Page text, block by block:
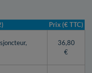
Prix (€ TTC)
36,80
€